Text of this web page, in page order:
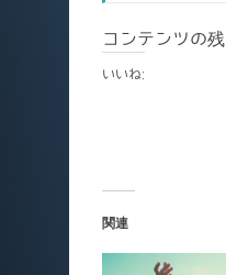
コンテンツの
いいね:
関連